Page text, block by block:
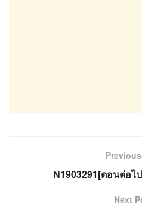
N1903291[ตอนต่อไ
Next